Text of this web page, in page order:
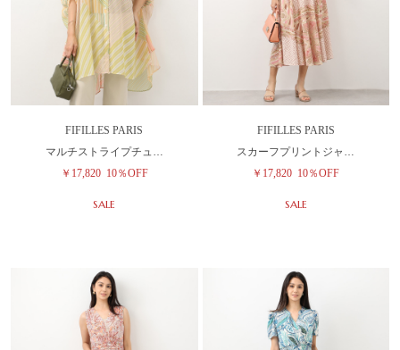
FIFILLES PARIS
マルチストライプチュ…
￥17,820 10％OFF
SALE
FIFILLES PARIS
スカーフプリントジャ…
￥17,820 10％OFF
SALE